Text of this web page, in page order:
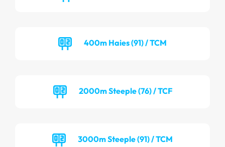
400m Haies (91) / TCM
2000m Steeple (76) / TCF
3000m Steeple (91) / TCM